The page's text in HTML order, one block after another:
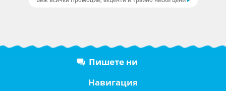
Пишете ни
Навигация